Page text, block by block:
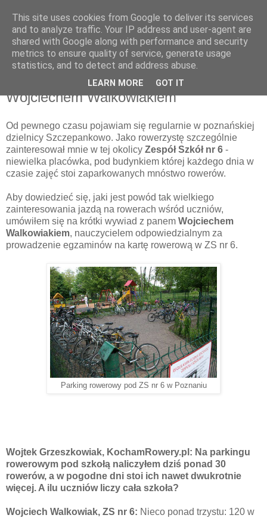
26 maja 2013
Rowerem do szkoły: wywiad z p.
Wojciechem Walkowiakiem
Od pewnego czasu pojawiam się regularnie w poznańskiej
dzielnicy Szczepankowo. Jako rowerzystę szczególnie
zainteresował mnie w tej okolicy Zespół Szkół nr 6 -
niewielka placówka, pod budynkiem której każdego dnia w
czasie zajęć stoi zaparkowanych mnóstwo rowerów.
Aby dowiedzieć się, jaki jest powód tak wielkiego
zainteresowania jazdą na rowerach wśród uczniów,
umówiłem się na krótki wywiad z panem Wojciechem
Walkowiakiem, nauczycielem odpowiedzialnym za
prowadzenie egzaminów na kartę rowerową w ZS nr 6.
Parking rowerowy pod ZS nr 6 w Poznaniu
Wojtek Grzeszkowiak, KochamRowery.pl: Na parkingu
rowerowym pod szkołą naliczyłem dziś ponad 30
rowerów, a w pogodne dni stoi ich nawet dwukrotnie
więcej. A ilu uczniów liczy cała szkoła?
Wojciech Walkowiak, ZS nr 6: Nieco ponad trzystu: 120 w
This site uses cookies from Google to deliver its services
and to analyze traffic. Your IP address and user-agent are
shared with Google along with performance and security
metrics to ensure quality of service, generate usage
statistics, and to detect and address abuse.
LEARN MORE GOT IT